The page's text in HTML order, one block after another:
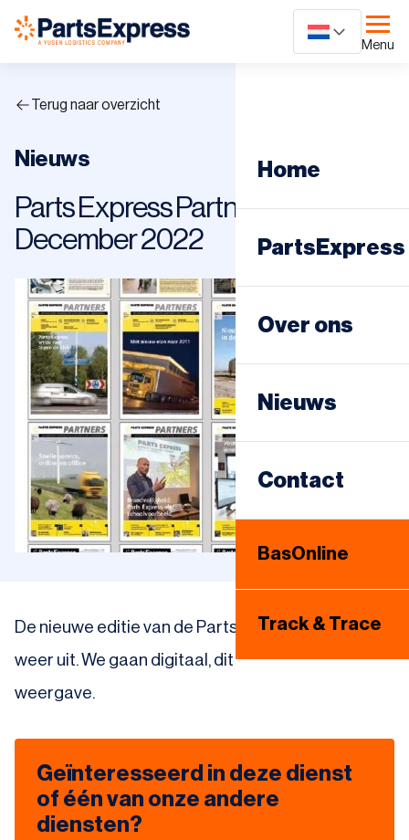
naar
content
Menu
Home
PartsExpress
Sameday
Internationaal
Over ons
Nieuws
Contact
BasOnline
Track & Trace
Terug naar overzicht
Nieuws
Parts Express Partners
December 2022
De nieuwe editie van de Parts Express Partners is
weer uit. We gaan digitaal, dit is de laatste
weergave.
Geïnteresseerd in deze dienst
of één van onze andere
diensten?